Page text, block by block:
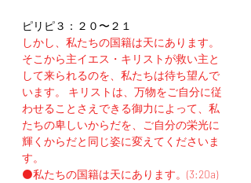
ピリピ３：２０〜２１
しかし、私たちの国籍は天にあります。
そこから主イエス・キリストが救い主と
して来られるのを、私たちは待ち望んで
います。 キリストは、万物をご自分に従
わせることさえできる御力によって、私
たちの卑しいからだを、ご自分の栄光に
輝くからだと同じ姿に変えてくださいま
す。
⚫️私たちの国籍は天にあります。(3:20a)